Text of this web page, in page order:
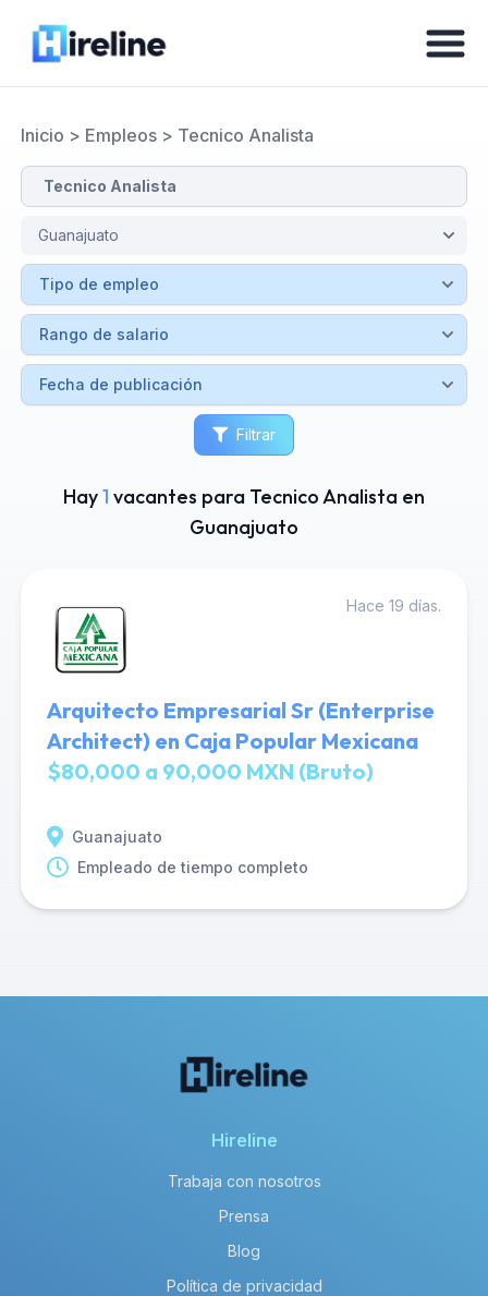
Inicio > Empleos> Tecnico Analista
Filtrar
Hay1 vacantes para Tecnico Analista en
Guanajuato
Hace 19 días.
Arquitecto Empresarial Sr (Enterprise
Architect) en Caja Popular Mexicana
$80,000 a 90,000 MXN (Bruto)
Guanajuato
Empleado de tiempo completo
Hireline
Trabaja con nosotros
Prensa
Blog
Política de privacidad